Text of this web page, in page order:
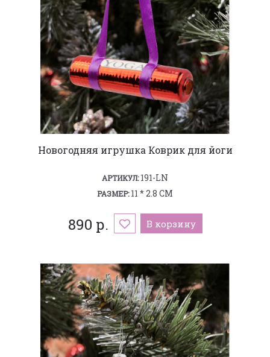
Новогодняя игрушка Коврик для йоги
АРТИКУЛ:191-LN
РАЗМЕР:11 * 2.8 СМ
890 р. В корзину